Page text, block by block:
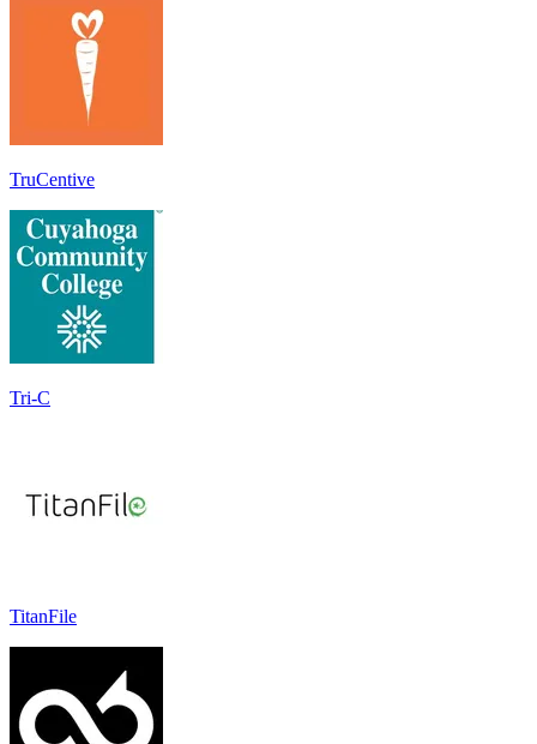
TruCentive
Tri-C
TitanFile